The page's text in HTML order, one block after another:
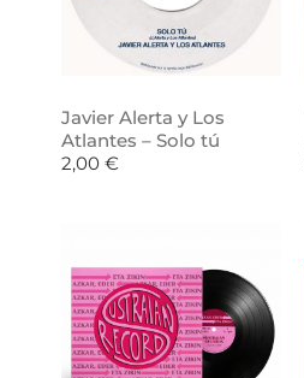
Javier Alerta y Los
Atlantes – Solo tú
2,00 €